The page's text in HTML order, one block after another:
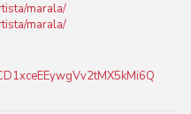
marala/
marala/